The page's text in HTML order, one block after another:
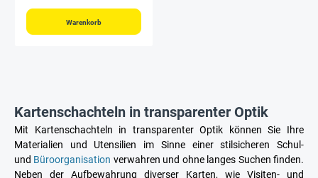
Warenkorb
Kartenschachteln in transparenter Optik
Mit Kartenschachteln in transparenter Optik können Sie Ihre
Materialien und Utensilien im Sinne einer stilsicheren Schul-
und Büroorganisation verwahren und ohne langes Suchen finden.
Neben der Aufbewahrung diverser Karten, wie Visiten- und